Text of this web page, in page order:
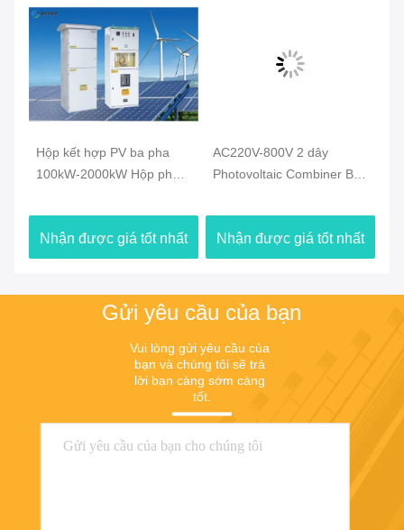
kết hợp PV ba pha
2000kW Hộp phân
Nhận được giá tốt nhất
AC220V-800V 2 dây
Photovoltaic Combiner Box
Box
Nhận được giá tốt nhất Nhận
Gửi yêu cầu của bạn
Vui lòng gửi yêu cầu của
bạn và chúng tôi sẽ trả
lời bạn càng sớm càng
tốt.